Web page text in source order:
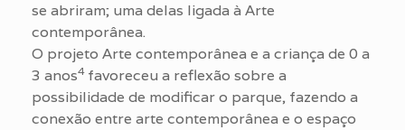
se abriram; uma delas ligada à Arte
contemporânea.
O projeto Arte contemporânea e a criança de 0 a
3 anos4 favoreceu a reflexão sobre a
possibilidade de modificar o parque, fazendo a
conexão entre arte contemporânea e o espaço